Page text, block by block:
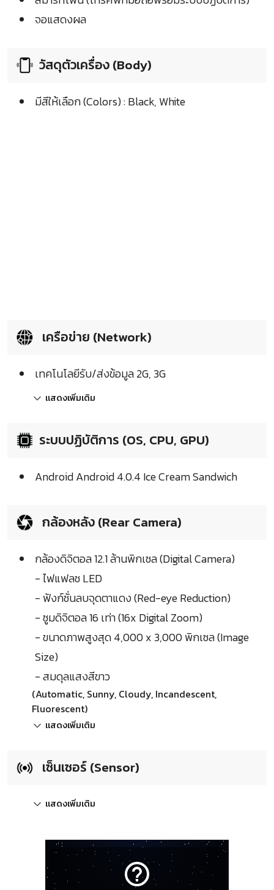
จอแสดงผล
วัสดุตัวเครื่อง (Body)
มีสีให้เลือก (Colors) : Black, White
เครือข่าย (Network)
เทคโนโลยีรับ/ส่งข้อมูล 2G, 3G
แสดงเพิ่มเติม
ระบบปฏิบัติการ (OS, CPU, GPU)
Android Android 4.0.4 Ice Cream Sandwich
กล้องหลัง (Rear Camera)
กล้องดิจิตอล 12.1 ล้านพิกเซล (Digital Camera)
- ไฟแฟลช LED
- ฟังก์ชั่นลบจุดตาแดง (Red-eye Reduction)
- ซูมดิจิตอล 16 เท่า (16x Digital Zoom)
- ขนาดภาพสูงสุด 4,000 x 3,000 พิกเซล (Image
Size)
- สมดุลแสงสีขาว
(Automatic, Sunny, Cloudy, Incandescent,
Fluorescent)
แสดงเพิ่มเติม
เซ็นเซอร์ (Sensor)
แสดงเพิ่มเติม
help_outline